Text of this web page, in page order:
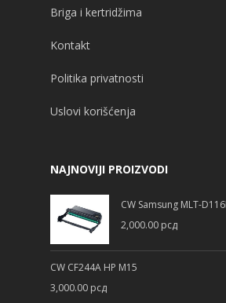
Briga i kertridžima
Kontakt
Politika privatnosti
Uslovi korišćenja
NAJNOVIJI PROIZVODI
CW Samsung MLT-
2,000.00 рсд
CW CF244A HP M15
3,000.00 рсд